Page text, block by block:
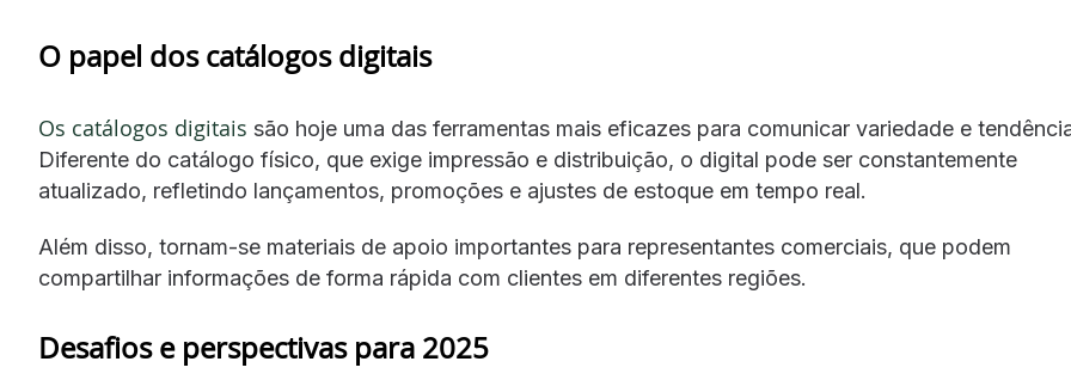
O papel dos catálogos digitais
Os catálogos digitais são hoje uma das ferramentas mais eficazes para comunicar variedade e
Diferente do catálogo físico, que exige impressão e distribuição, o digital pode ser constantemente
atualizado, refletindo lançamentos, promoções e ajustes de estoque em tempo real.
Além disso, tornam-se materiais de apoio importantes para representantes comerciais, que podem
compartilhar informações de forma rápida com clientes em diferentes regiões.
Desafios e perspectivas para 2025